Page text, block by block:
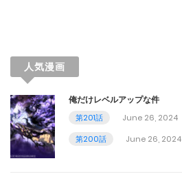
人気漫画
俺だけレベルアップな件
第201話
June 26, 2024
第200話
June 26, 2024